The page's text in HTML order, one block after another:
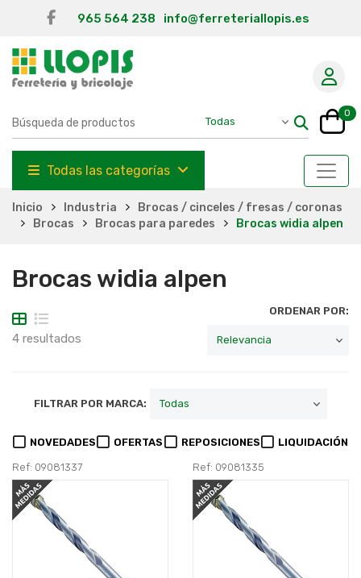
965 564 238 info@ferreteriallopis.es
0
Todas las categorías
Inicio Industria
Brocas / cinceles / fresas / coronas
Brocas
Brocas para paredes Brocas widia alpen
Brocas widia alpen
4 resultados
ORDENAR POR:
FILTRAR POR MARCA:
NOVEDADES OFERTAS REPOSICIONES LIQUIDACIÓN
Ref: 09081337 Ref: 09081335